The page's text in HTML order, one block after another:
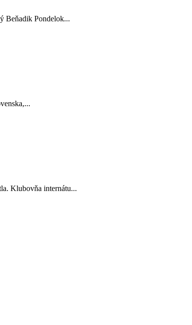
Beňadik Pondelok...
Klubovňa internátu...